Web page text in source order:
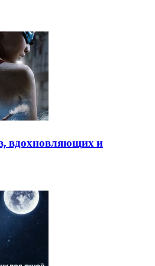
вдохновляющих и